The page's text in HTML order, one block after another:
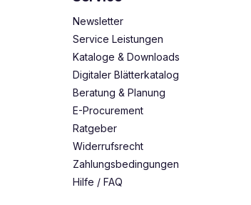
Newsletter
Service Leistungen
Kataloge & Downloads
Digitaler Blätterkatalog
Beratung & Planung
E-Procurement
Ratgeber
Widerrufsrecht
Zahlungsbedingungen
Hilfe / FAQ